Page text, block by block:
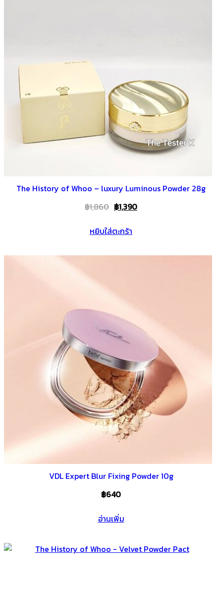
The History of Whoo – luxury Luminous Powder 28g
฿1,860 Original
was:
฿1,390Current
หยิบใส่ตะกร้า
VDL Expert Blur Fixing Powder 10g
฿640
อ่านเพิ่ม